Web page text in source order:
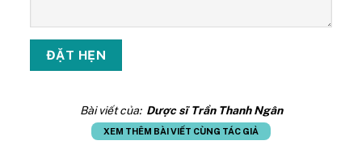
Bài viết của: Dược sĩ Trần Thanh Ngân
XEM THÊM BÀI VIẾT CÙNG TÁC GIẢ